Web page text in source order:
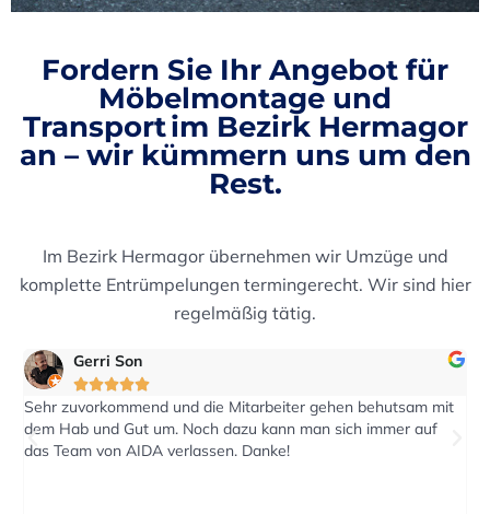
Fordern Sie Ihr Angebot für
Möbelmontage und
Transportim Bezirk Hermagor
an – wir kümmern uns um den
Rest.
Im Bezirk Hermagor übernehmen wir Umzüge und
komplette Entrümpelungen termingerecht. Wir sind hier
regelmäßig tätig.
mit
eric2016

Auf eine Anfrage nach einen Kostenvoranschlag wurde rasch
reagiert. Der Transport wurde pünktlich zum vereinbarten
Termin durchgeführt.